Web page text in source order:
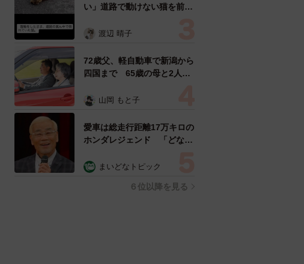
い」道路で動けない猫を前に
ようとした4日間 「命の重
表の訴え
渡辺 晴子
72歳父、軽自動車で新潟から
四国まで 65歳の母と2人で
憩まで分刻み… 「大学生で
山岡 もと子
愛車は総走行距離17万キロの
ホンダレジェンド 「どなた
所漫才師が譲渡の意向
まいどなトピック
６位以降を見る